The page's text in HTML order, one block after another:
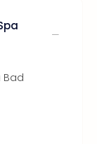
Bad